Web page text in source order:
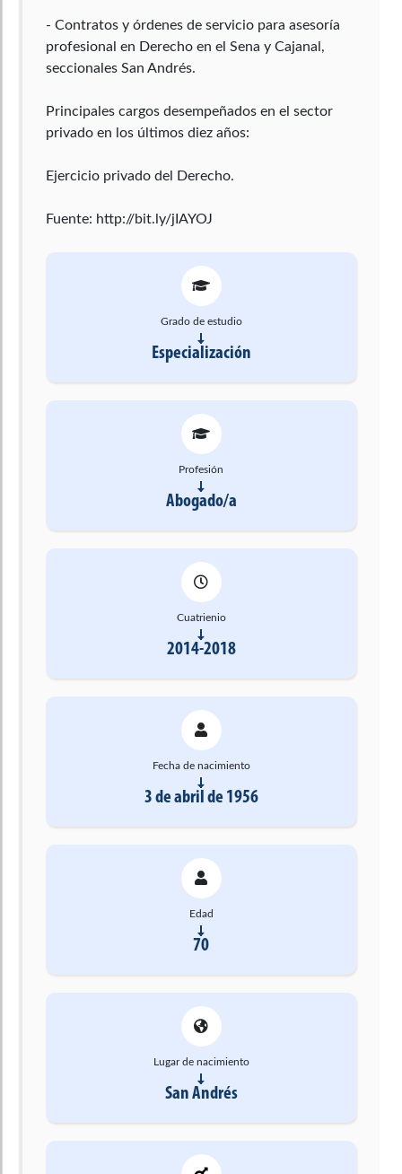
- Contratos y órdenes de servicio para asesoría
profesional en Derecho en el Sena y Cajanal,
seccionales San Andrés.
Principales cargos desempeñados en el sector
privado en los últimos diez años:
Ejercicio privado del Derecho.
Fuente: http://bit.ly/jIAYOJ
Grado de estudio
Especialización
Profesión
Abogado/a
Cuatrienio
2014-2018
Fecha de nacimiento
3 de abril de 1956
Edad
70
Lugar de nacimiento
San Andrés